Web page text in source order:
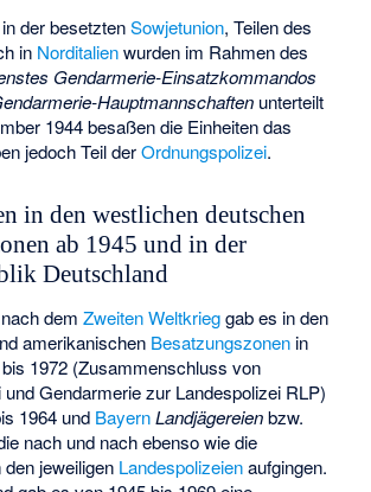
der besetztenSowjetunion, Teilen des
in Norditalienwurden im Rahmen des
Gendarmerie-Einsatzkommandos
Hauptmannschaften unterteilt
1944 besaßen die Einheiten das
jedoch Teil derOrdnungspolizei.
in den westlichen deutschen
ab 1945 und in der
Deutschland
demZweiten Weltkrieggab es in den
amerikanischen Besatzungszonen in
bis 1972 (Zusammenschluss von
Gendarmerie zur Landespolizei RLP)
1964 und Bayern Landjägereienbzw.
nach und nach ebenso wie die
den jeweiligen Landespolizeienaufgingen.